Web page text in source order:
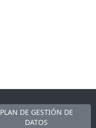
PLAN DE GESTIÓN DE
DATOS